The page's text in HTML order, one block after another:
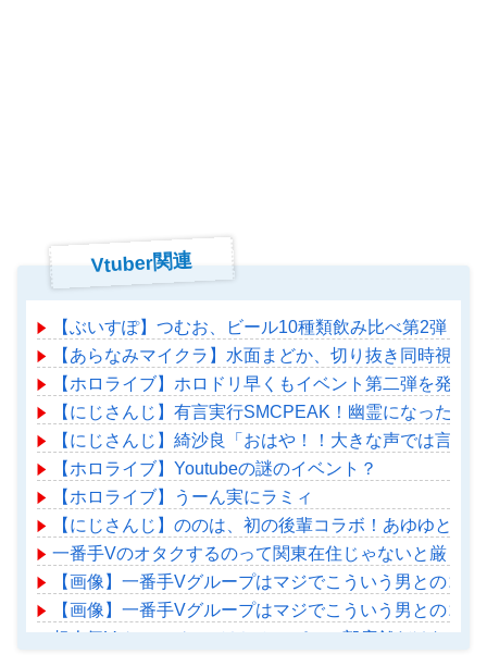
Vtuber関連
【ぶいすぽ】つむお、ビール10種類飲み比べ第2弾！
【あらなみマイクラ】水面まどか、切り抜き同時視
【ホロライブ】ホロドリ早くもイベント第二弾を発表
【にじさんじ】有言実行SMCPEAK！幽霊になったマ
【にじさんじ】綺沙良「おはや！！大きな声では言
【ホロライブ】Youtubeの謎のイベント？
【ホロライブ】うーん実にラミィ
【にじさんじ】ののは、初の後輩コラボ！あゆゆとお
一番手Vのオタクするのって関東在住じゃないと厳しい
【画像】一番手Vグループはマジでこういう男とのコ
【画像】一番手Vグループはマジでこういう男とのコ
超人気Vチューバーのはちみつパン一部店舗だけなの